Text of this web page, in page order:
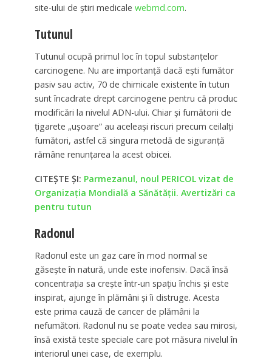
site-ului de ştiri medicale webmd.com.
Tutunul
Tutunul ocupă primul loc în topul substanţelor
carcinogene. Nu are importanţă dacă eşti fumător
pasiv sau activ, 70 de chimicale existente în tutun
sunt încadrate drept carcinogene pentru că produc
modificări la nivelul ADN-ului. Chiar şi fumătorii de
ţigarete „uşoare“ au aceleaşi riscuri precum ceilalţi
fumători, astfel că singura metodă de siguranţă
rămâne renunţarea la acest obicei.
CITEȘTE ȘI: Parmezanul, noul PERICOL vizat de
Organizația Mondială a Sănătății. Avertizări ca
pentru tutun
Radonul
Radonul este un gaz care în mod normal se
găseşte în natură, unde este inofensiv. Dacă însă
concentraţia sa creşte într-un spaţiu închis şi este
inspirat, ajunge în plămâni şi îi distruge. Acesta
este prima cauză de cancer de plămâni la
nefumători. Radonul nu se poate vedea sau mirosi,
însă există teste speciale care pot măsura nivelul în
interiorul unei case, de exemplu.